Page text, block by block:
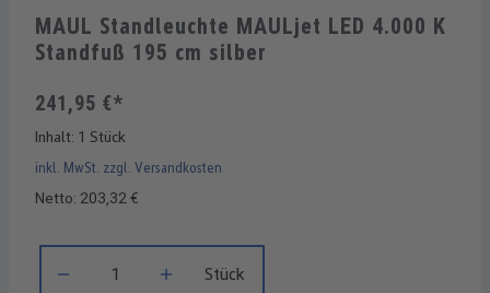
MAUL Standleuchte MAULjet LED 4.000 K
Standfuß 195 cm silber
241,95 €*
Inhalt: 1 Stück
inkl. MwSt. zzgl. Versandkosten
Netto: 203,32 €
Stück